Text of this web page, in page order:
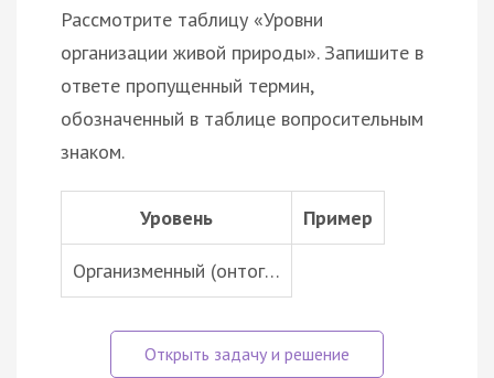
Рассмотрите таблицу «Уровни
организации живой природы». Запишите в
ответе пропущенный термин,
обозначенный в таблице вопросительным
знаком.
Уровень Пример
Организменный (онтог…